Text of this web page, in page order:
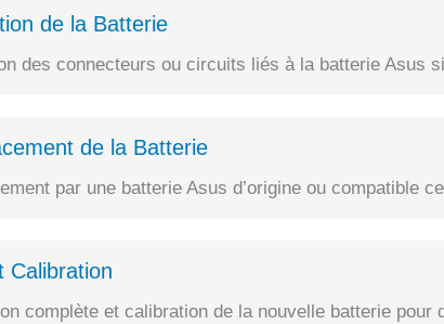
de la Batterie
des connecteurs ou circuits liés à la batterie Asus
de la Batterie
par une batterie Asus d’origine ou compatible
Calibration
complète et calibration de la nouvelle batterie pour